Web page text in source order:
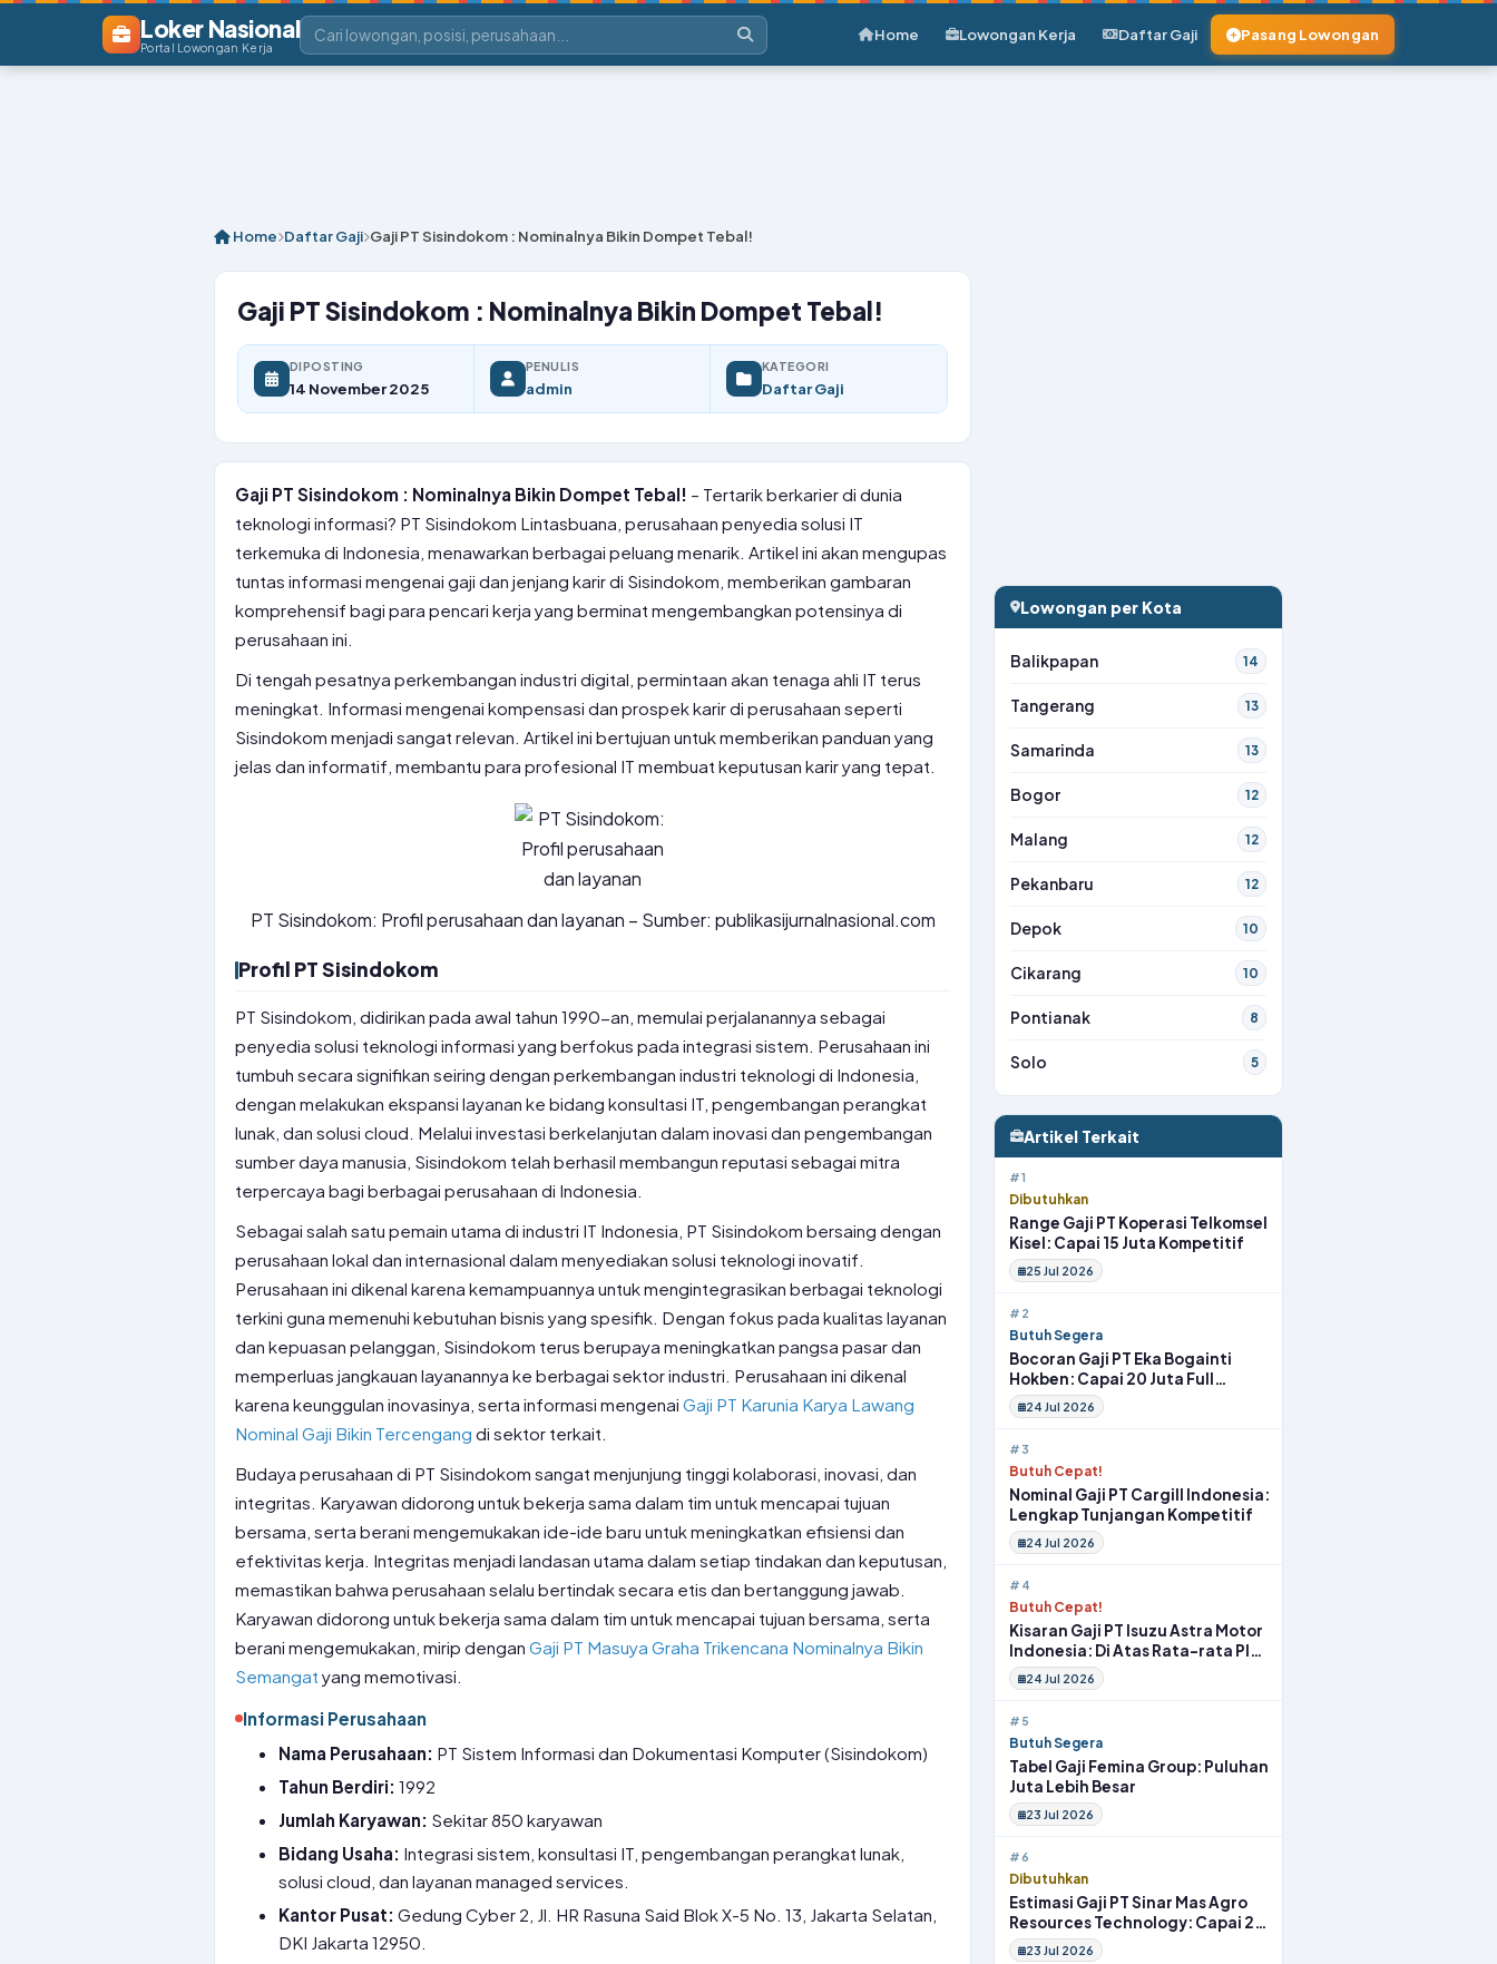
Loker Nasional
Portal Lowongan Kerja
Home Lowongan Kerja Daftar Gaji Pasang Lowongan
Home Daftar Gaji Gaji PT Sisindokom : Nominalnya Bikin Dompet Tebal!
Gaji PT Sisindokom : Nominalnya Bikin Dompet Tebal!
DIPOSTING
14 November 2025
PENULIS
admin
KATEGORI
Daftar Gaji
Gaji PT Sisindokom : Nominalnya Bikin Dompet Tebal! – Tertarik berkarier di dunia
teknologi informasi? PT Sisindokom Lintasbuana, perusahaan penyedia solusi IT
terkemuka di Indonesia, menawarkan berbagai peluang menarik. Artikel ini akan mengupas
tuntas informasi mengenai gaji dan jenjang karir di Sisindokom, memberikan gambaran
komprehensif bagi para pencari kerja yang berminat mengembangkan potensinya di
perusahaan ini.
Di tengah pesatnya perkembangan industri digital, permintaan akan tenaga ahli IT terus
meningkat. Informasi mengenai kompensasi dan prospek karir di perusahaan seperti
Sisindokom menjadi sangat relevan. Artikel ini bertujuan untuk memberikan panduan yang
jelas dan informatif, membantu para profesional IT membuat keputusan karir yang tepat.
PT Sisindokom: Profil perusahaan dan layanan – Sumber: publikasijurnalnasional.com
Profil PT Sisindokom
PT Sisindokom, didirikan pada awal tahun 1990-an, memulai perjalanannya sebagai
penyedia solusi teknologi informasi yang berfokus pada integrasi sistem. Perusahaan ini
tumbuh secara signifikan seiring dengan perkembangan industri teknologi di Indonesia,
dengan melakukan ekspansi layanan ke bidang konsultasi IT, pengembangan perangkat
lunak, dan solusi cloud. Melalui investasi berkelanjutan dalam inovasi dan pengembangan
sumber daya manusia, Sisindokom telah berhasil membangun reputasi sebagai mitra
terpercaya bagi berbagai perusahaan di Indonesia.
Sebagai salah satu pemain utama di industri IT Indonesia, PT Sisindokom bersaing dengan
perusahaan lokal dan internasional dalam menyediakan solusi teknologi inovatif.
Perusahaan ini dikenal karena kemampuannya untuk mengintegrasikan berbagai teknologi
terkini guna memenuhi kebutuhan bisnis yang spesifik. Dengan fokus pada kualitas layanan
dan kepuasan pelanggan, Sisindokom terus berupaya meningkatkan pangsa pasar dan
memperluas jangkauan layanannya ke berbagai sektor industri. Perusahaan ini dikenal
karena keunggulan inovasinya, serta informasi mengenai Gaji PT Karunia Karya Lawang
Nominal Gaji Bikin Tercengang di sektor terkait.
Budaya perusahaan di PT Sisindokom sangat menjunjung tinggi kolaborasi, inovasi, dan
integritas. Karyawan didorong untuk bekerja sama dalam tim untuk mencapai tujuan
bersama, serta berani mengemukakan ide-ide baru untuk meningkatkan efisiensi dan
efektivitas kerja. Integritas menjadi landasan utama dalam setiap tindakan dan keputusan,
memastikan bahwa perusahaan selalu bertindak secara etis dan bertanggung jawab.
Karyawan didorong untuk bekerja sama dalam tim untuk mencapai tujuan bersama, serta
berani mengemukakan, mirip dengan Gaji PT Masuya Graha Trikencana Nominalnya Bikin
Semangat yang memotivasi.
Informasi Perusahaan
Nama Perusahaan: PT Sistem Informasi dan Dokumentasi Komputer (Sisindokom)
Tahun Berdiri: 1992
Jumlah Karyawan: Sekitar 850 karyawan
Bidang Usaha: Integrasi sistem, konsultasi IT, pengembangan perangkat lunak,
solusi cloud, dan layanan managed services.
Kantor Pusat: Gedung Cyber 2, Jl. HR Rasuna Said Blok X-5 No. 13, Jakarta Selatan,
DKI Jakarta 12950.
Lowongan per Kota
Balikpapan 14
Tangerang 13
Samarinda 13
Bogor 12
Malang 12
Pekanbaru 12
Depok 10
Cikarang 10
Pontianak 8
Solo 5
Artikel Terkait
#1
Dibutuhkan
Range Gaji PT Koperasi Telkomsel
Kisel: Capai 15 Juta Kompetitif
25 Jul 2026
#2
Butuh Segera
Bocoran Gaji PT Eka Bogainti
Hokben: Capai 20 Juta Full
Benefit
24 Jul 2026
#3
Butuh Cepat!
Nominal Gaji PT Cargill Indonesia:
Lengkap Tunjangan Kompetitif
24 Jul 2026
#4
Butuh Cepat!
Kisaran Gaji PT Isuzu Astra Motor
Indonesia: Di Atas Rata-rata Plus
Fasilitas
24 Jul 2026
#5
Butuh Segera
Tabel Gaji Femina Group: Puluhan
Juta Lebih Besar
23 Jul 2026
#6
Dibutuhkan
Estimasi Gaji PT Sinar Mas Agro
Resources Technology: Capai 20
Juta Full Benefit
23 Jul 2026